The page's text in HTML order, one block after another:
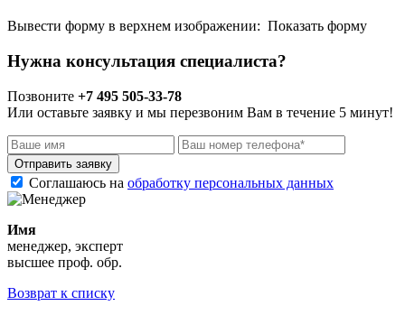
Вывести форму в верхнем изображении: Показать форму
Нужна консультация специалиста?
Позвоните +7 495 505-33-78
Или оставьте заявку и мы перезвоним Вам в течение 5 минут!
Отправить заявку
Соглашаюсь на обработку персональных данных
Имя
менеджер, эксперт
высшее проф. обр.
Возврат к списку